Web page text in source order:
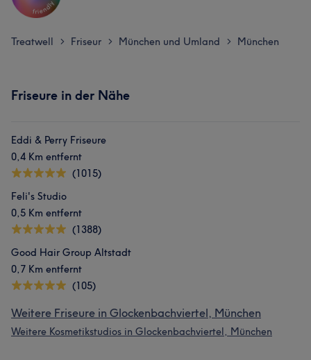
Was unsere Kunden über Rodrigues sagen
Professionell 15 Freundlich 10 Talentiert 9
Treatwell > Friseur > München und Umland > München
Friseure in der Nähe
Eddi & Perry Friseure
0,4 Km entfernt
(1015)
Feli's Studio
0,5 Km entfernt
(1388)
Good Hair Group Altstadt
0,7 Km entfernt
(105)
Weitere Friseure in Glockenbachviertel, München
Weitere Kosmetikstudios in Glockenbachviertel, München